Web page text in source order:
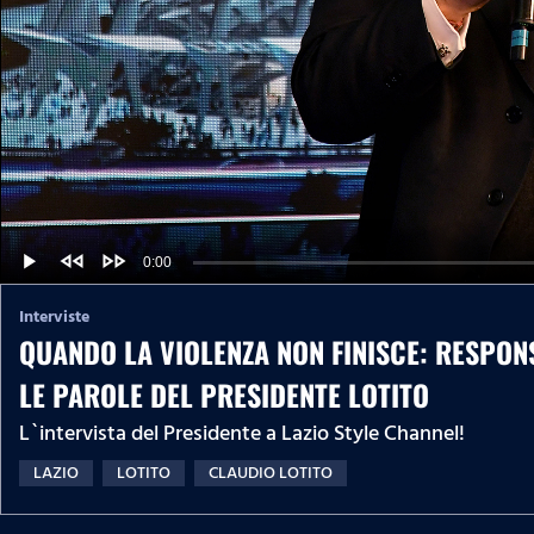
L
o
d
:
0
%
P
r
e
s
%
P
l
y
C
r
r
e
n
t
0:00
fast_rewind fast_forward
Interviste
QUANDO LA VIOLENZA NON FINISCE:
LE PAROLE DEL PRESIDENTE LOTITO
L`intervista del Presidente a Lazio Style Channel!
LAZIO LOTITO CLAUDIO LOTITO